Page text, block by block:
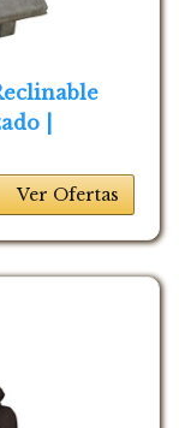
|
Ver Ofertas